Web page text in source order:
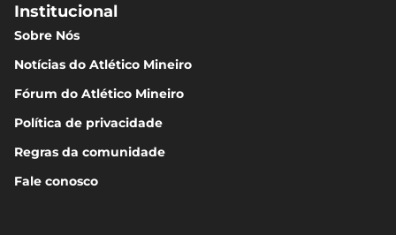
Institucional
Sobre Nós
Notícias do Atlético Mineiro
Fórum do Atlético Mineiro
Política de privacidade
Regras da comunidade
Fale conosco